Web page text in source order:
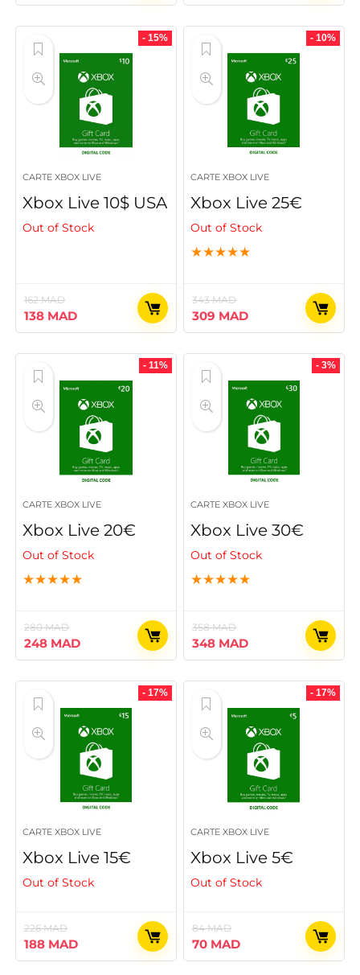
prix
324 MAD.
prix
288 MAD.
prix
216 MAD.
prix
187 MAD.
- 15%
CARTE XBOX LIVE
Xbox Live 10$ USA
Out of Stock
162MAD
Le
prix
162 MAD.
138 MADLe
prix
138 MAD.
- 10%
CARTE XBOX LIVE
Xbox Live 25€
Out of Stock
★★★★★
343MAD
Le
prix
343 MAD.
309 MADLe
prix
309 MAD.
- 11%
CARTE XBOX LIVE
Xbox Live 20€
Out of Stock
★★★★★
280MAD
Le
prix
280 MAD.
248 MADLe
prix
248 MAD.
- 3%
CARTE XBOX LIVE
Xbox Live 30€
Out of Stock
★★★★★
358MAD
Le
prix
358 MAD.
348 MADLe
prix
348 MAD.
- 17%
CARTE XBOX LIVE
Xbox Live 15€
Out of Stock
226MAD
Le
prix
188 MADLe
prix
- 17%
CARTE XBOX LIVE
Xbox Live 5€
Out of Stock
84MAD
Le
prix
70 MADLe
prix